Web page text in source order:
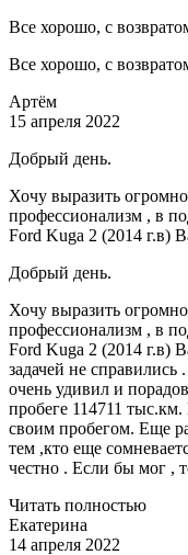
Все хорошо, с
Все хорошо, с
Артём
15 апреля 2022
Добрый день.
Хочу выразить
профессионализм , в
Ford Kuga 2 (2014 г.в)
Добрый день.
Хочу выразить
профессионализм , в
Ford Kuga 2 (2014 г.в)
задачей не
очень удивил и
пробеге 114711
своим пробегом. Еще
тем ,кто еще
честно . Если бы мог ,
Читать полностью
Екатерина
14 апреля 2022